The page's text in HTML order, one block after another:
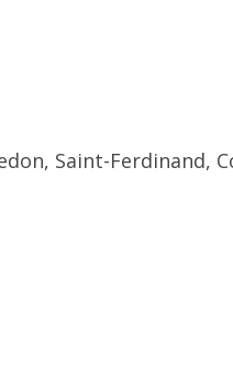
Saint-Ferdinand,